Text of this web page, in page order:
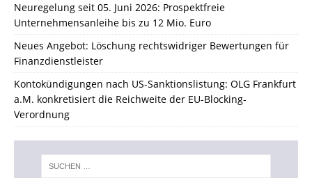
Neuregelung seit 05. Juni 2026: Prospektfreie
Unternehmensanleihe bis zu 12 Mio. Euro
Neues Angebot: Löschung rechtswidriger Bewertungen für
Finanzdienstleister
Kontokündigungen nach US-Sanktionslistung: OLG Frankfurt
a.M. konkretisiert die Reichweite der EU-Blocking-
Verordnung